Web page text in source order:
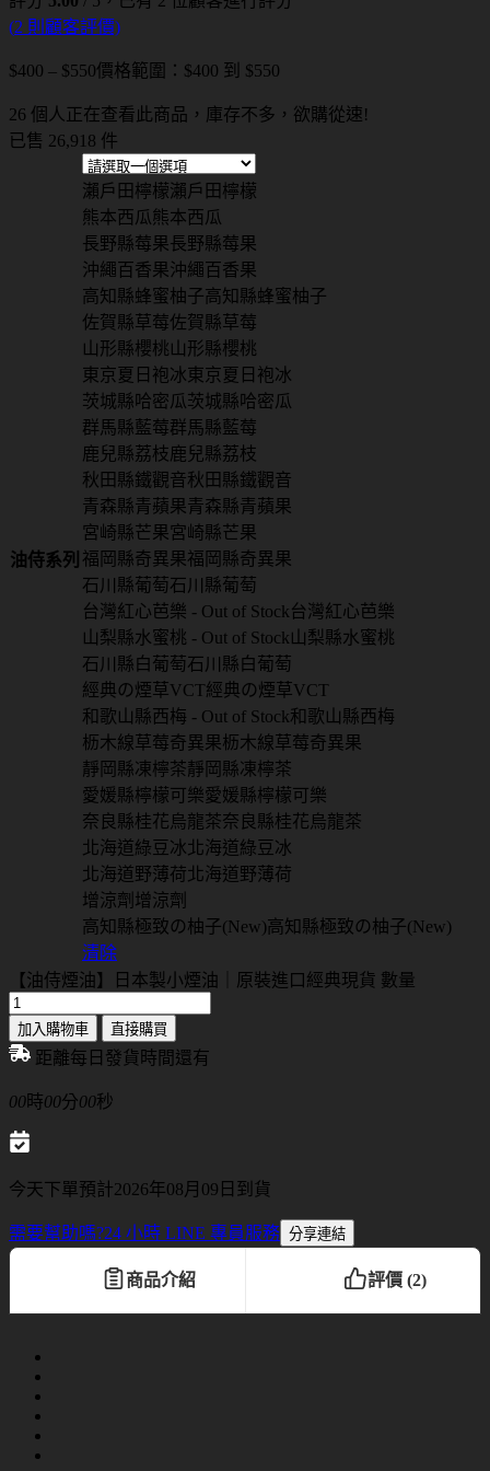
(2 則顧客評價)
$400 – $550價格範圍：$400 到 $550
26 個人正在查看此商品，庫存不多，欲購從速!
已售 26,918 件
油侍系列
瀨戶田檸檬瀨戶田檸檬
熊本西瓜熊本西瓜
長野縣莓果長野縣莓果
沖繩百香果沖繩百香果
高知縣蜂蜜柚子高知縣蜂蜜柚子
佐賀縣草莓佐賀縣草莓
山形縣櫻桃山形縣櫻桃
東京夏日袍冰東京夏日袍冰
茨城縣哈密瓜茨城縣哈密瓜
群馬縣藍莓群馬縣藍莓
鹿兒縣荔枝 鹿兒縣荔枝
秋田縣鐵觀音秋田縣鐵觀音
青森縣青蘋果青森縣青蘋果
宮崎縣芒果宮崎縣芒果
福岡縣奇異果福岡縣奇異果
石川縣葡萄石川縣葡萄
台灣紅心芭樂 - Out of Stock台灣紅心芭樂
山梨縣水蜜桃 - Out of Stock山梨縣水蜜桃
石川縣白葡萄石川縣白葡萄
經典の煙草VCT經典の煙草VCT
和歌山縣西梅 - Out of Stock和歌山縣西梅
枥木線草莓奇異果枥木線草莓奇異果
靜岡縣凍檸茶靜岡縣凍檸茶
愛媛縣檸檬可樂愛媛縣檸檬可樂
奈良縣桂花烏龍茶奈良縣桂花烏龍茶
北海道綠豆冰北海道綠豆冰
北海道野薄荷北海道野薄荷
增涼劑 增涼劑
高知縣極致の柚子(New)高知縣極致の柚子(New)
清除
【油侍煙油】日本製小煙油｜原裝進口經典現貨 數量
加入購物車 直接購買
距離每日發貨時間還有
00時00分00秒
今天下單預計2026年08月09日到貨
需要幫助嗎?24 小時 LINE 專員服務 分享連結
商品介紹 評價 (2)